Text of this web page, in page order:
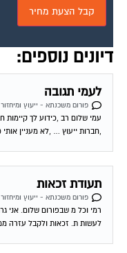
לעמי תגובה
פורום משכנתא - ייעוץ ומיחזור
עמי שלום רב ,כידוע לך קיימות
,חברות ייעוץ … ,לא מעניין
תעודת זכאות
פורום משכנתא - ייעוץ ומיחזור
רמי וכל מ שבפורום שלום. אני
לעשות ת. זכאות ולקבל עזרה